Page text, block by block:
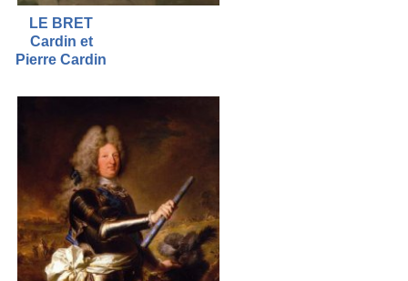
LE BRET
Cardin et
Pierre Cardin